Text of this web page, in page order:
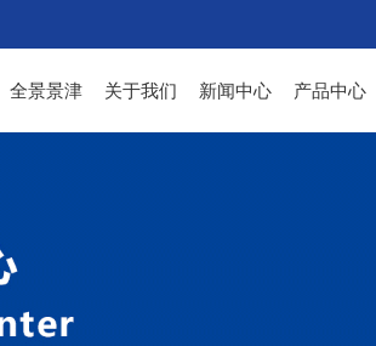
全景景津 关于我们 新闻中心 产品中心